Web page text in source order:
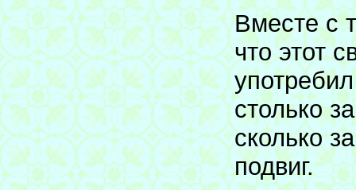
Вместе с
что этот
столько
сколько
подвиг.